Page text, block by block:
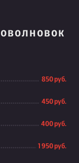
850 руб.
450 руб.
400 руб.
1 950 руб.